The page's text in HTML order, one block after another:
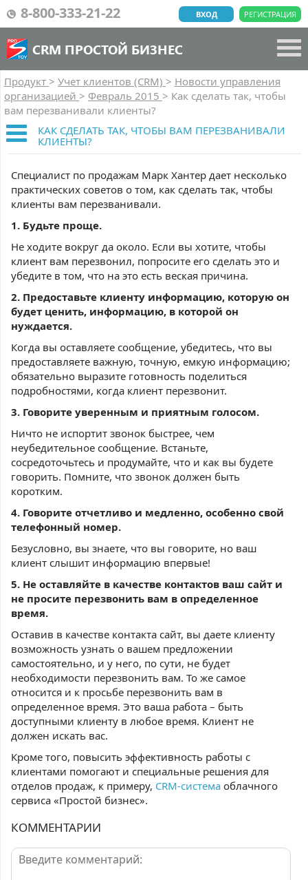
8-800-333-21-22 РЕГИСТРАЦИЯ
ВХОД
CRM ПРОСТОЙ БИЗНЕС
Продукт > Учет клиентов (CRM) > Новости управления
организацией > Февраль 2015 > Как сделать так, чтобы
вам перезванивали клиенты?
КАК СДЕЛАТЬ ТАК, ЧТОБЫ ВАМ ПЕРЕЗВАНИВАЛИ
КЛИЕНТЫ?
Специалист по продажам Марк Хантер дает несколько
практических советов о том, как сделать так, чтобы
клиенты вам перезванивали.
1. Будьте проще.
Не ходите вокруг да около. Если вы хотите, чтобы
клиент вам перезвонил, попросите его сделать это и
убедите в том, что на это есть веская причина.
2. Предоставьте клиенту информацию, которую он
будет ценить, информацию, в которой он
нуждается.
Когда вы оставляете сообщение, убедитесь, что вы
предоставляете важную, точную, емкую информацию;
обязательно выразите готовность поделиться
подробностями, когда клиент перезвонит.
3. Говорите уверенным и приятным голосом.
Ничто не испортит звонок быстрее, чем
неубедительное сообщение. Встаньте,
сосредоточьтесь и продумайте, что и как вы будете
говорить. Помните, что звонок должен быть
коротким.
4. Говорите отчетливо и медленно, особенно свой
телефонный номер.
Безусловно, вы знаете, что вы говорите, но ваш
клиент слышит информацию впервые!
5. Не оставляйте в качестве контактов ваш сайт и
не просите перезвонить вам в определенное
время.
Оставив в качестве контакта сайт, вы даете клиенту
возможность узнать о вашем предложении
самостоятельно, и у него, по сути, не будет
необходимости перезвонить вам. То же самое
относится и к просьбе перезвонить вам в
определенное время. Это ваша работа – быть
доступными клиенту в любое время. Клиент не
должен искать вас.
Кроме того, повысить эффективность работы с
клиентами помогают и специальные решения для
отделов продаж, к примеру, CRM-система облачного
сервиса «Простой бизнес».
КОММЕНТАРИИ